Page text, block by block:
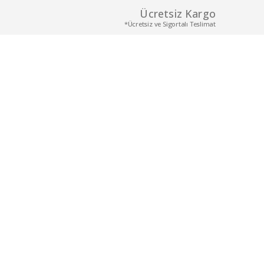
Ücretsiz Kargo
*Ücretsiz ve Sigortalı Teslimat